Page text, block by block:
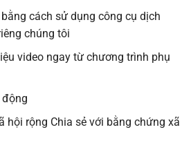
cách sử dụng công cụ dịch
chúng tôi
video ngay từ chương trình phụ
hội rộng Chia sẻ với bằng chứng xã